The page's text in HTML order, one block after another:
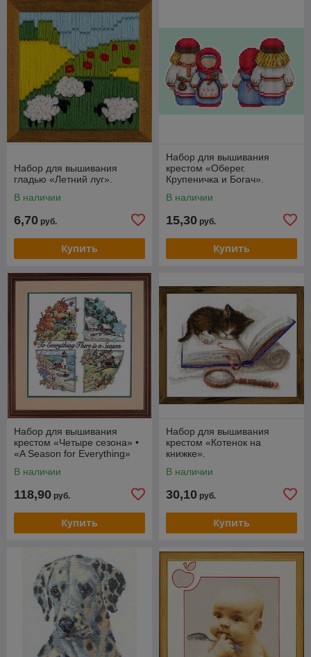
Набор для вышивания
гладью «Летний луг».
В наличии
6,70 руб.
Купить
Набор для вышивания
крестом «Оберег.
Крупеничка и Богач».
В наличии
15,30 руб.
Купить
Набор для вышивания
крестом «Четыре сезона» •
«A Season for Everything»
В наличии
118,90 руб.
Купить
Набор для вышивания
крестом «Котенок на
книжке».
В наличии
30,10 руб.
Купить